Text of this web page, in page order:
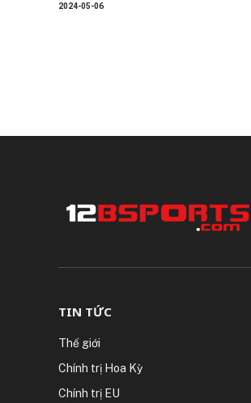
2024-05-06
TIN TỨC
Thế giới
Chính trị Hoa Kỳ
Chính trị EU